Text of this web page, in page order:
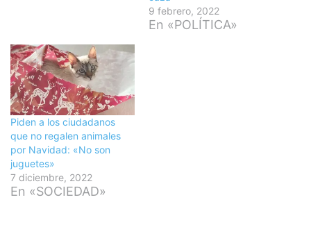
9 febrero, 2022
En «POLÍTICA»
Piden a los ciudadanos
que no regalen animales
por Navidad: «No son
juguetes»
7 diciembre, 2022
En «SOCIEDAD»